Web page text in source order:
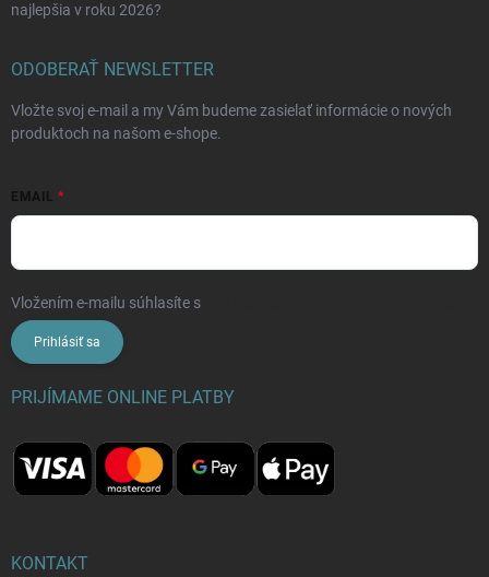
najlepšia v roku 2026?
ODOBERAŤ NEWSLETTER
Vložte svoj e-mail a my Vám budeme zasielať informácie o nových
produktoch na našom e-shope.
EMAIL
Vložením e-mailu súhlasíte s
Prihlásiť sa
PRIJÍMAME ONLINE PLATBY
KONTAKT